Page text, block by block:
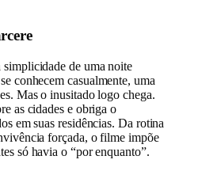
simplicidade de uma noite
conhecem casualmente, uma
Mas o inusitado logo chega.
as cidades e obriga o
em suas residências. Da rotina
forçada, o filme impõe
só havia o “por enquanto”.